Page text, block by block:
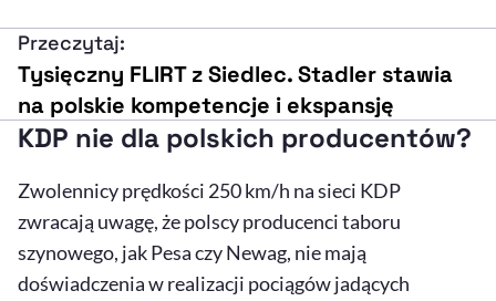
Przeczytaj:
Tysięczny FLIRT z Siedlec. Stadler stawia
na polskie kompetencje i ekspansję
KDP nie dla polskich producentów?
Zwolennicy prędkości 250 km/h na sieci KDP
zwracają uwagę, że polscy producenci taboru
szynowego, jak Pesa czy Newag, nie mają
doświadczenia w realizacji pociągów jadących